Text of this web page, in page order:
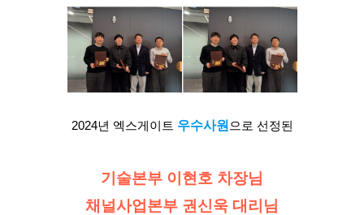
2024년 엑스게이트 우수사원 으로 선정된
기술본부 이현호 차장님
채널사업본부 권신욱 대리님